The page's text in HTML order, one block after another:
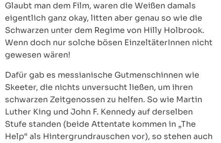
Glaubt man dem Film, waren die Weißen damals
eigentlich ganz okay, litten aber genau so wie die
Schwarzen unter dem Regime von Hilly Holbrook.
Wenn doch nur solche bösen EinzeltäterInnen nicht
gewesen wären!
Dafür gab es messianische Gutmenschinnen wie
Skeeter, die nichts unversucht ließen, um ihren
schwarzen Zeitgenossen zu helfen. So wie Martin
Luther King und John F. Kennedy auf derselben
Stufe standen (beide Attentate kommen in „The
Help“ als Hintergrundrauschen vor), so stehen auch